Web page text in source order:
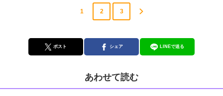
1 2 3
ポスト シェア LINEで送る
あわせて読む